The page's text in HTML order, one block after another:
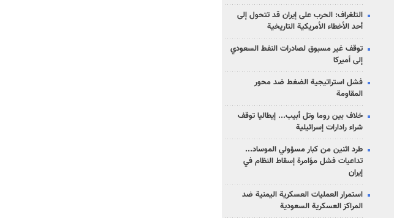
التلغراف: الحرب على إيران قد تتحول إلى
أحد الأخطاء الأمريكية التاريخية
توقف غير مسبوق لصادرات النفط السعودي
إلى أميركا
فشل استراتيجية الضغط ضد محور
المقاومة
خلاف بين روما وتل أبيب... إيطاليا توقف
شراء رادارات إسرائيلية
طرد اثنين من كبار مسؤولي الموساد...
تداعيات فشل مؤامرة إسقاط النظام في
إيران
استمرار العمليات العسكرية اليمنية ضد
المراكز العسكرية السعودية